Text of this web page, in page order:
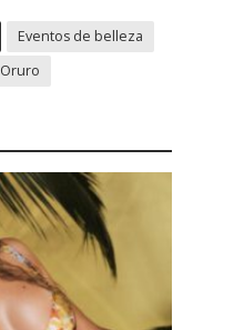
Eventos de belleza
Oruro